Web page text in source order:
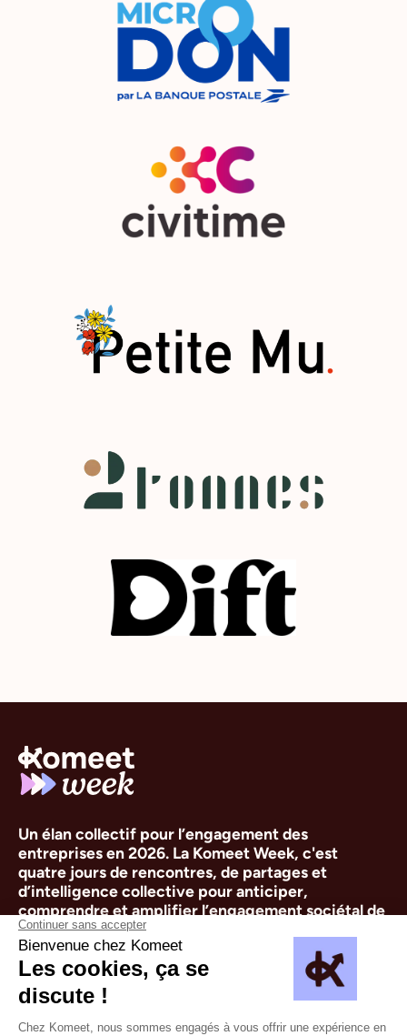
Un élan collectif pour l’engagement des
entreprises en 2026. La Komeet Week, c'est
quatre jours de rencontres, de partages et
d’intelligence collective pour anticiper,
comprendre et amplifier l’engagement sociétal de
demain.
La Komeet Week s'est tenue du lundi 17 au jeudi 20
novembre 2025. Dix événements sur quatre jours ont eu